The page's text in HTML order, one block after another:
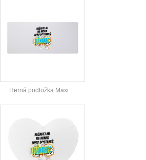
Herná podložka Maxi